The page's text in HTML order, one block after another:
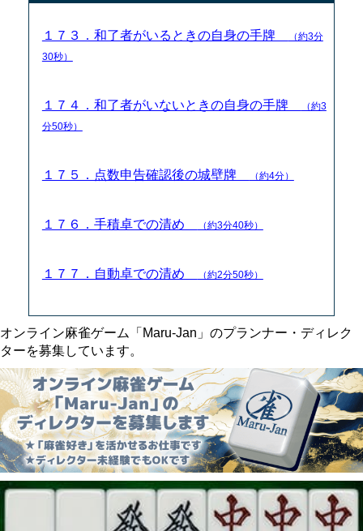
１７３．和了者がいるときの自身の手牌
（約3分
30秒）
１７４．和了者がいないときの自身の手牌
（約3
分50秒）
１７５．点数申告確認後の城壁牌 （約4分）
１７６．手積卓での清め （約3分40秒）
１７７．自動卓での清め （約2分50秒）
オンライン麻雀ゲーム「Maru-Jan」のプランナー・ディレク
ターを募集しています。